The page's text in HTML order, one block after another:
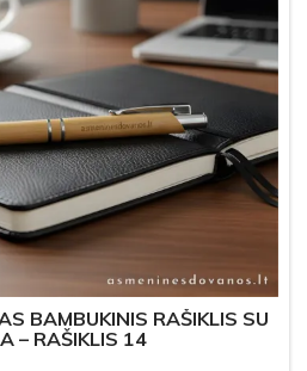
BAMBUKINIS RAŠIKLIS SU
– RAŠIKLIS 14